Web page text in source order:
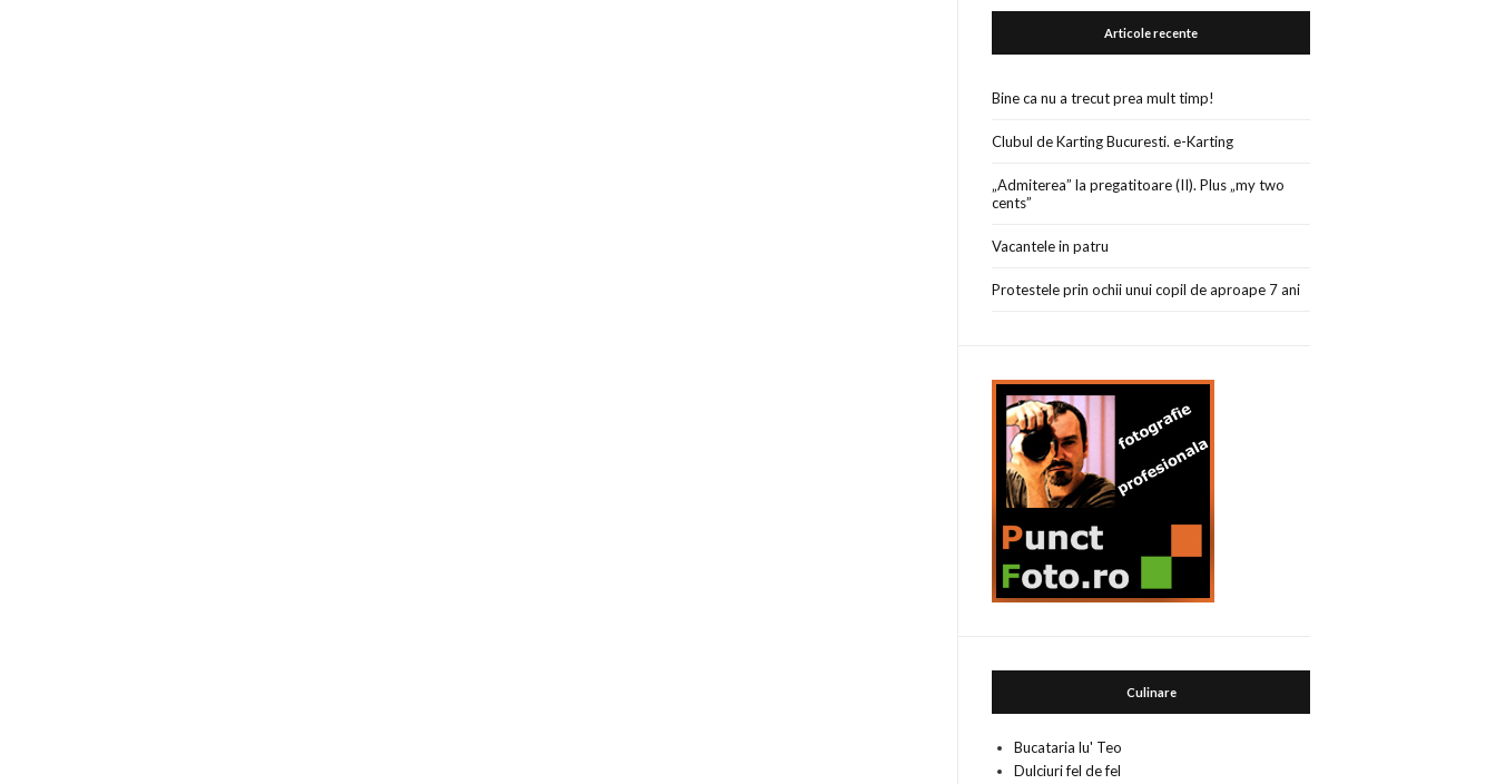
Articole recente
Bine ca nu a trecut prea mult timp!
Clubul de Karting Bucuresti. e-Karting
„Admiterea” la pregatitoare (II). Plus „my two
cents”
Vacantele in patru
Protestele prin ochii unui copil de aproape 7 ani
Culinare
Bucataria lu' Teo
Dulciuri fel de fel